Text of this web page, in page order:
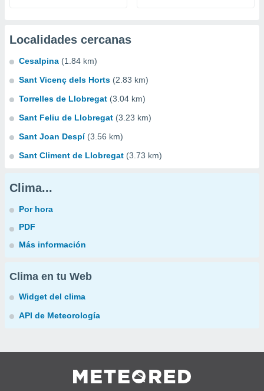
Localidades cercanas
Cesalpina (1.84 km)
Sant Vicenç dels Horts (2.83 km)
Torrelles de Llobregat (3.04 km)
Sant Feliu de Llobregat (3.23 km)
Sant Joan Despí (3.56 km)
Sant Climent de Llobregat (3.73 km)
Clima...
Por hora
PDF
Más información
Clima en tu Web
Widget del clima
API de Meteorología